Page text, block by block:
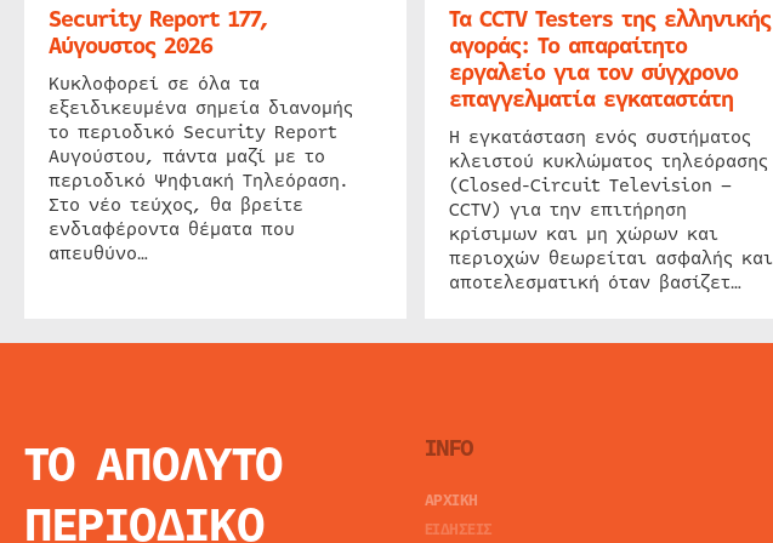
Security Report 177,
Αύγουστος 2026
Κυκλοφορεί σε όλα τα
εξειδικευμένα σημεία διανομής
το περιοδικό Security Report
Αυγούστου, πάντα μαζί με το
περιοδικό Ψηφιακή Τηλεόραση.
Στο νέο τεύχος, θα βρείτε
ενδιαφέροντα θέματα που
απευθύνο…
Τα CCTV Testers της ελληνικής
αγοράς: Το απαραίτητο
εργαλείο για τον σύγχρονο
επαγγελματία εγκαταστάτη
Η εγκατάσταση ενός συστήματος
κλειστού κυκλώματος τηλεόρασης
(Closed-Circuit Television –
CCTV) για την επιτήρηση
κρίσιμων και μη χώρων και
περιοχών θεωρείται ασφαλής και
αποτελεσματική όταν βασίζετ…
ΤΟ ΑΠΟΛΥΤΟ
ΠΕΡΙΟΔΙΚΟ
INFO
ΑΡΧΙΚΗ
ΕΙΔΗΣΕΙΣ